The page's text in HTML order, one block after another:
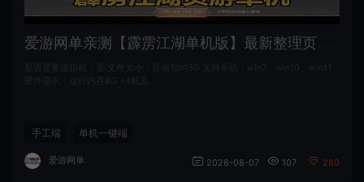
是否需要虚拟机：否 文件大小：压缩包约3G 支持系统：win7、win10、win11
硬件需求：运行内存8G +4核及…
手工端 单机一键端
爱游网单 2026-08-07 107 280